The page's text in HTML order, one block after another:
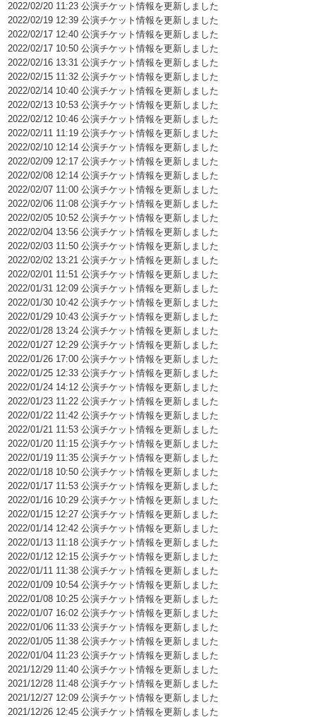
2022/02/20 11:23 公演チケット情報を更新しました
2022/02/19 12:39 公演チケット情報を更新しました
2022/02/17 12:40 公演チケット情報を更新しました
2022/02/17 10:50 公演チケット情報を更新しました
2022/02/16 13:31 公演チケット情報を更新しました
2022/02/15 11:32 公演チケット情報を更新しました
2022/02/14 10:40 公演チケット情報を更新しました
2022/02/13 10:53 公演チケット情報を更新しました
2022/02/12 10:46 公演チケット情報を更新しました
2022/02/11 11:19 公演チケット情報を更新しました
2022/02/10 12:14 公演チケット情報を更新しました
2022/02/09 12:17 公演チケット情報を更新しました
2022/02/08 12:14 公演チケット情報を更新しました
2022/02/07 11:00 公演チケット情報を更新しました
2022/02/06 11:08 公演チケット情報を更新しました
2022/02/05 10:52 公演チケット情報を更新しました
2022/02/04 13:56 公演チケット情報を更新しました
2022/02/03 11:50 公演チケット情報を更新しました
2022/02/02 13:21 公演チケット情報を更新しました
2022/02/01 11:51 公演チケット情報を更新しました
2022/01/31 12:09 公演チケット情報を更新しました
2022/01/30 10:42 公演チケット情報を更新しました
2022/01/29 10:43 公演チケット情報を更新しました
2022/01/28 13:24 公演チケット情報を更新しました
2022/01/27 12:29 公演チケット情報を更新しました
2022/01/26 17:00 公演チケット情報を更新しました
2022/01/25 12:33 公演チケット情報を更新しました
2022/01/24 14:12 公演チケット情報を更新しました
2022/01/23 11:22 公演チケット情報を更新しました
2022/01/22 11:42 公演チケット情報を更新しました
2022/01/21 11:53 公演チケット情報を更新しました
2022/01/20 11:15 公演チケット情報を更新しました
2022/01/19 11:35 公演チケット情報を更新しました
2022/01/18 10:50 公演チケット情報を更新しました
2022/01/17 11:53 公演チケット情報を更新しました
2022/01/16 10:29 公演チケット情報を更新しました
2022/01/15 12:27 公演チケット情報を更新しました
2022/01/14 12:42 公演チケット情報を更新しました
2022/01/13 11:18 公演チケット情報を更新しました
2022/01/12 12:15 公演チケット情報を更新しました
2022/01/11 11:38 公演チケット情報を更新しました
2022/01/09 10:54 公演チケット情報を更新しました
2022/01/08 10:25 公演チケット情報を更新しました
2022/01/07 16:02 公演チケット情報を更新しました
2022/01/06 11:33 公演チケット情報を更新しました
2022/01/05 11:38 公演チケット情報を更新しました
2022/01/04 11:23 公演チケット情報を更新しました
2021/12/29 11:40 公演チケット情報を更新しました
2021/12/28 11:48 公演チケット情報を更新しました
2021/12/27 12:09 公演チケット情報を更新しました
2021/12/26 12:45 公演チケット情報を更新しました